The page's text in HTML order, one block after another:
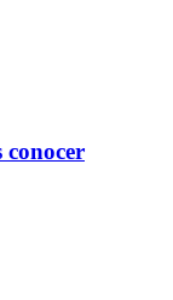
conocer